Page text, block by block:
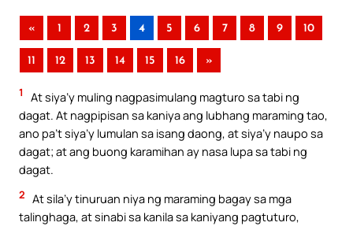
« 1 2 3 4 5 6 7 8 9 10
11 12 13 14 15 16 »
1
At siya’y muling nagpasimulang magturo sa tabi ng
dagat. At nagpipisan sa kaniya ang lubhang maraming tao,
ano pa’t siya’y lumulan sa isang daong, at siya’y naupo sa
dagat; at ang buong karamihan ay nasa lupa sa tabi ng
dagat.
2 At sila’y tinuruan niya ng maraming bagay sa mga
talinghaga, at sinabi sa kanila sa kaniyang pagtuturo,